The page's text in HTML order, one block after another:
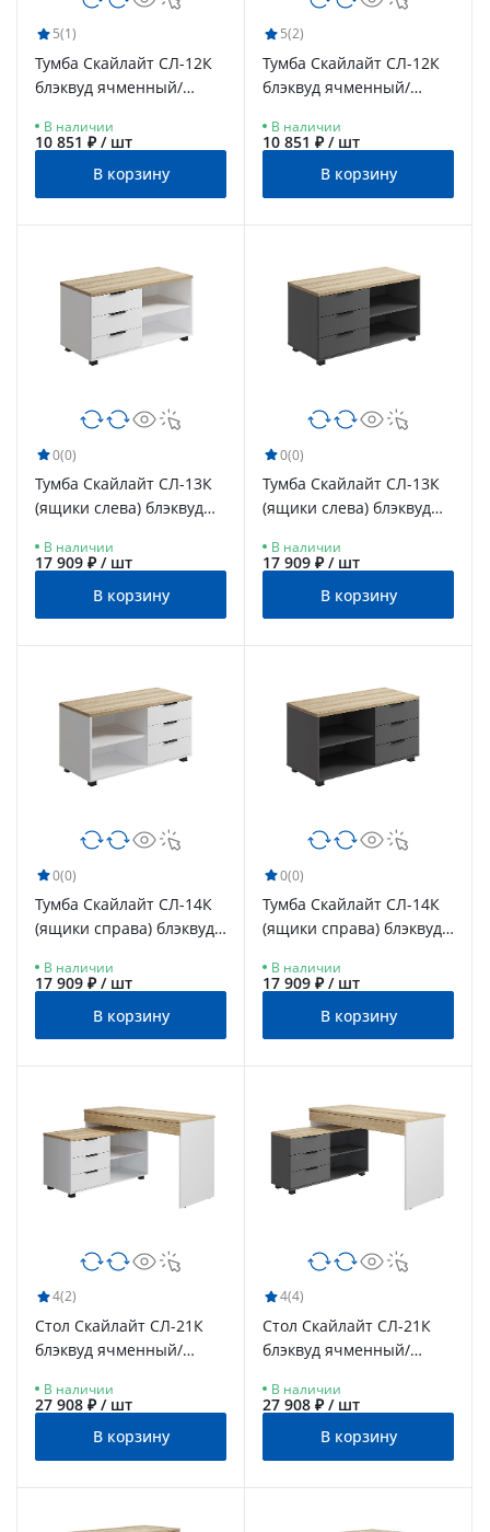
5(1)
Тумба Скайлайт СЛ-12К
блэквуд ячменный/
В наличии
10 851 ₽ / шт
В корзину
5(2)
Тумба Скайлайт СЛ-12К
блэквуд ячменный/
В наличии
10 851 ₽ / шт
В корзину
0(0)
Тумба Скайлайт СЛ-13К
(ящики слева) блэквуд
меренга
В наличии
17 909 ₽ / шт
В корзину
0(0)
Тумба Скайлайт СЛ-13К
(ящики слева) блэквуд
В наличии
17 909 ₽ / шт
В корзину
0(0)
Тумба Скайлайт СЛ-14К
(ящики справа) блэквуд
меренга
В наличии
17 909 ₽ / шт
В корзину
0(0)
Тумба Скайлайт СЛ-14К
(ящики справа) блэквуд
В наличии
17 909 ₽ / шт
В корзину
4(2)
Стол Скайлайт СЛ-21К
блэквуд ячменный/
В наличии
27 908 ₽ / шт
В корзину
4(4)
Стол Скайлайт СЛ-21К
блэквуд ячменный/
В наличии
27 908 ₽ / шт
В корзину